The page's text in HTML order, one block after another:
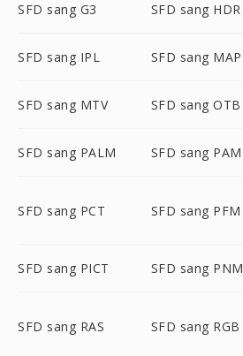
SFD sang G3 SFD sang HDR
SFD sang IPL SFD sang MAP
SFD sang MTV SFD sang OTB
SFD sang PALM SFD sang PAM
SFD sang PCT SFD sang PFM
SFD sang PICT SFD sang PNM
SFD sang RAS SFD sang RGB